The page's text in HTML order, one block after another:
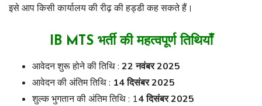
इसे आप किसी कार्यालय की रीढ़ की हड्डी कह सकते हैं।
IB MTS भर्ती की महत्वपूर्ण तिथियाँ
आवेदन शुरू होने की तिथि : 22 नवंबर 2025
आवेदन की अंतिम तिथि : 14 दिसंबर 2025
शुल्क भुगतान की अंतिम तिथि : 14 दिसंबर 2025